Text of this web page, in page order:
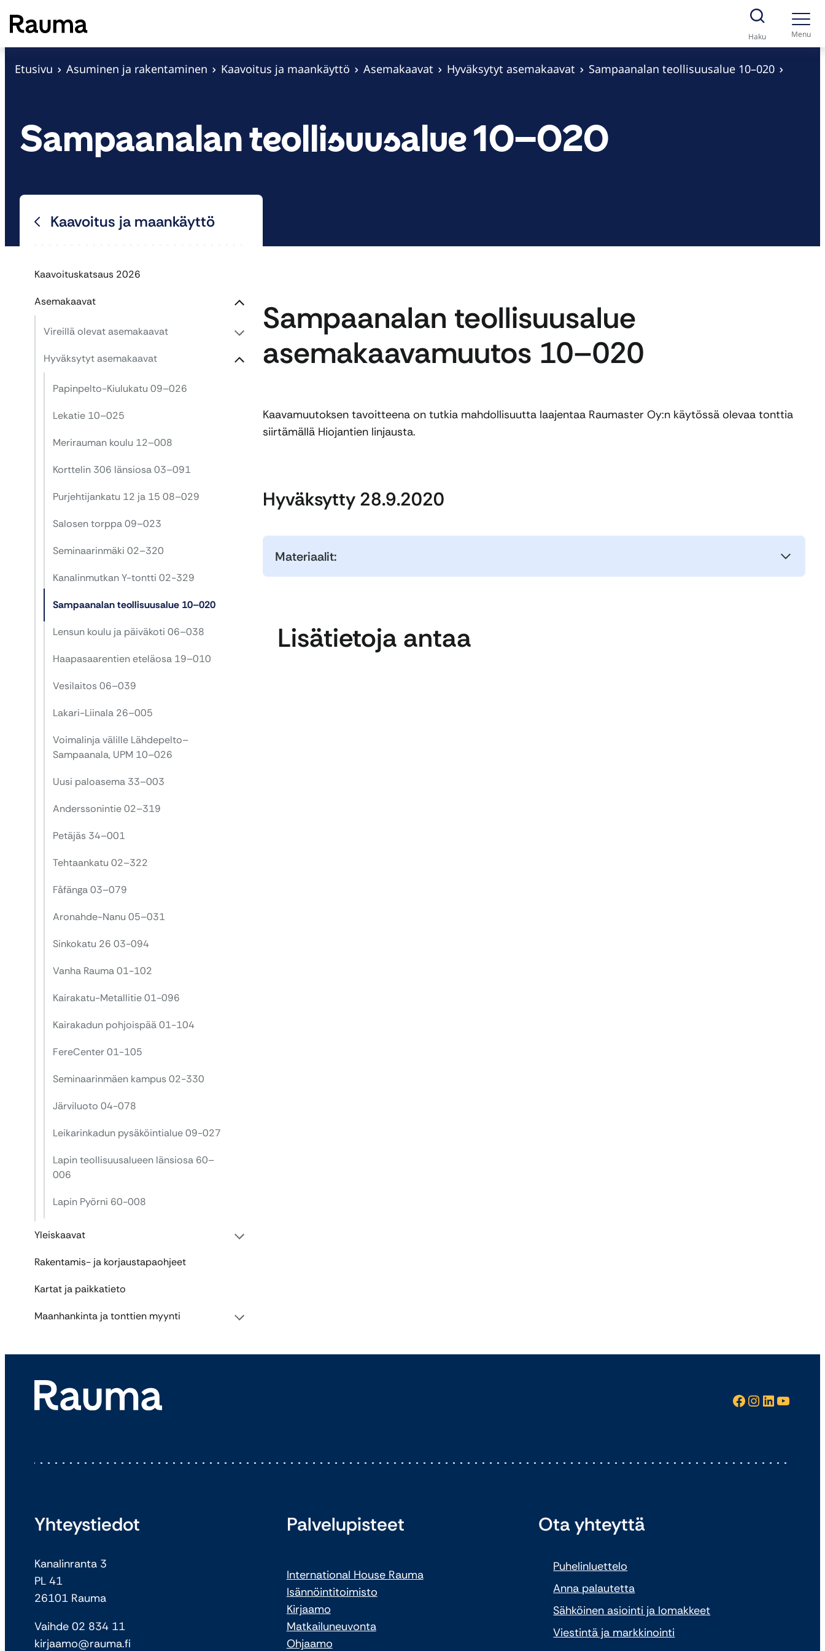
S
i
Haku Menu
Etusivu Asuminen ja rakentaminen Kaavoitus ja maankäyttö Asemakaavat Hyväksytyt asemakaavat Sampaanalan teollisuusalue 10–020
Sampaanalan teollisuusalue 10–020
Kaavoitus ja maankäyttö
Kaavoituskatsaus 2026
Asemakaavat
Vireillä olevat asemakaavat
Hyväksytyt asemakaavat
Papinpelto-Kiulukatu 09–026
Lekatie 10–025
Merirauman koulu 12–008
Korttelin 306 länsiosa 03–091
Purjehtijankatu 12 ja 15 08–029
Salosen torppa 09–023
Seminaarinmäki 02–320
Kanalinmutkan Y-tontti 02-329
Sampaanalan teollisuusalue 10–020
Lensun koulu ja päiväkoti 06–038
Haapasaarentien eteläosa 19–010
Vesilaitos 06–039
Lakari-Liinala 26–005
Voimalinja välille Lähdepelto–
Sampaanala, UPM 10–026
Uusi paloasema 33–003
Anderssonintie 02–319
Petäjäs 34–001
Tehtaankatu 02–322
Fåfänga 03–079
Aronahde-Nanu 05–031
Sinkokatu 26 03-094
Vanha Rauma 01-102
Kairakatu-Metallitie 01-096
Kairakadun pohjoispää 01-104
FereCenter 01-105
Seminaarinmäen kampus 02-330
Järviluoto 04-078
Leikarinkadun pysäköintialue 09-027
Lapin teollisuusalueen länsiosa 60–
006
Lapin Pyörni 60-008
Yleiskaavat
Rakentamis- ja korjaustapaohjeet
Kartat ja paikkatieto
Maanhankinta ja tonttien myynti
Sampaanalan teollisuusalue
asemakaavamuutos 10–020
Kaavamuutoksen tavoitteena on tutkia mahdollisuutta laajentaa Raumaster Oy:n käytössä olevaa tonttia
siirtämällä Hiojantien linjausta.
Hyväksytty 28.9.2020
Materiaalit:
Lisätietoja antaa
Facebook InstagramLinkedIn YouTube
Yhteystiedot
Kanalinranta 3
PL 41
26101 Rauma
Vaihde 02 834 11
kirjaamo@rauma.fi
Palvelupisteet
International House Rauma
Isännöintitoimisto
Kirjaamo
Matkailuneuvonta
Ohjaamo
Ota yhteyttä
Puhelinluettelo
Anna palautetta
Sähköinen asiointi ja lomakkeet
Viestintä ja markkinointi